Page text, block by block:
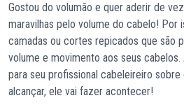
Gostou do volumão e quer aderir de
maravilhas pelo volume do cabelo! Por
camadas ou cortes repicados que são
volume e movimento aos seus
para seu profissional cabeleireiro
alcançar, ele vai fazer acontecer!